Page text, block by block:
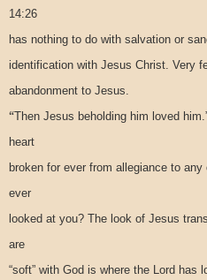
14:26
has nothing to do with salvation or
identification with Jesus Christ. Very
abandonment to Jesus.
“Then Jesus beholding him loved
heart
broken for ever from allegiance to
ever
looked at you? The look of Jesus
are
“soft” with God is where the Lord has